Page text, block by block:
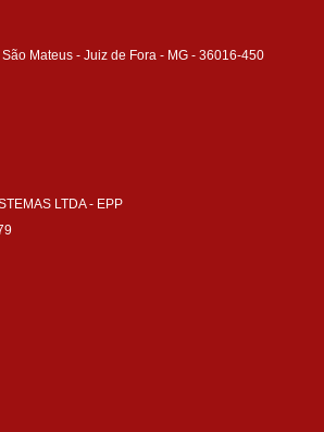
Mateus - Juiz de Fora - MG - 36016-450
LTDA - EPP